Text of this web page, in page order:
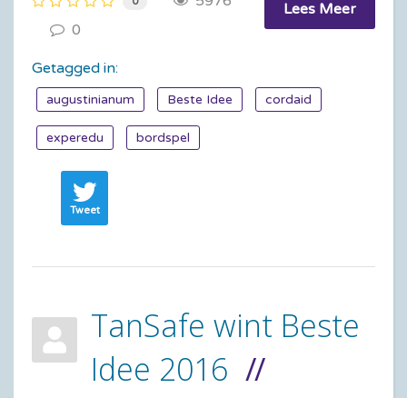
Lees Meer
0
Getagged in:
augustinianum Beste Idee cordaid
experedu bordspel
Tweet
TanSafe wint Beste
Idee 2016